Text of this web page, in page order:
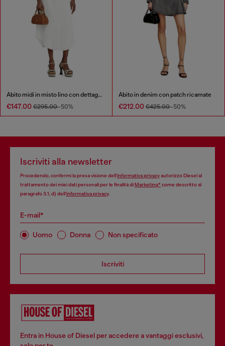
Abito midi in misto lino con dettaglio annodato
€147.00 €295.00-50%
Abito in denim con patch ricamate
€212.00 €425.00-50%
Iscriviti alla newsletter
Procedendo, confermi la presa visione dell’informativa privacyautorizzo Diesel al
trattamento dei miei dati personali per le finalità diMarketing*come descritto al
paragrafo 3.1, d) dell’informativa privacy.
E-mail*
Uomo Donna Non specificato
Iscriviti
Entra in House of Diesel per accedere a vantaggi esclusivi,